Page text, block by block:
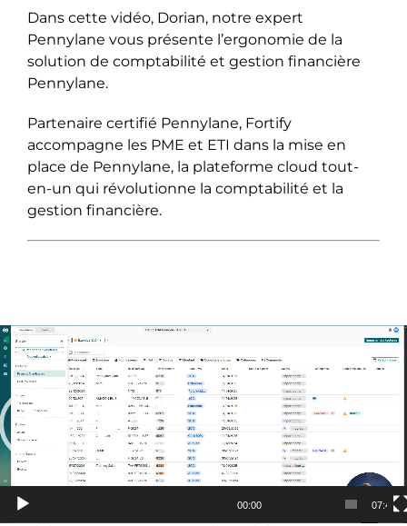
Dans cette vidéo, Dorian, notre expert
Pennylane vous présente l’ergonomie de la
solution de comptabilité et gestion financière
Pennylane.
Partenaire certifié Pennylane, Fortify
accompagne les PME et ETI dans la mise en
place de Pennylane, la plateforme cloud tout-
en-un qui révolutionne la comptabilité et la
gestion financière.
Lecteur
vidéo
00:00 07:42